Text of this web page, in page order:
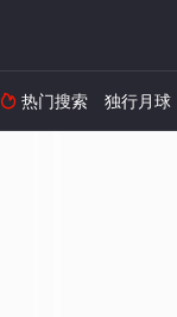
 热门搜索 独行月球